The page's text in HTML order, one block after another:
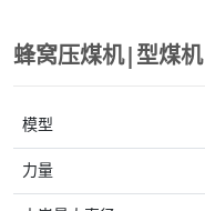
蜂窝压煤机|型煤机
模型
力量